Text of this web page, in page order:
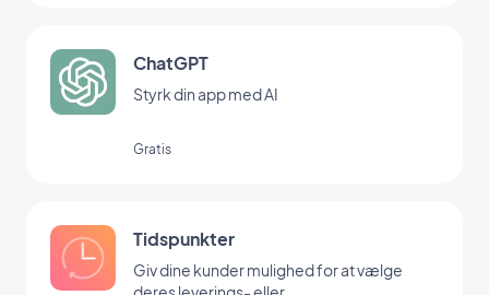
ChatGPT
Styrk din app med AI
Gratis
Tidspunkter
Giv dine kunder mulighed for at vælge